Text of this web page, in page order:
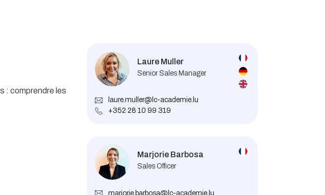
: comprendre les
Laure Muller
Senior Sales Manager
laure.muller@lc-academie.lu
+352 28 10 99 319
Marjorie Barbosa
Sales Officer
marjorie.barbosa@lc-academie.lu